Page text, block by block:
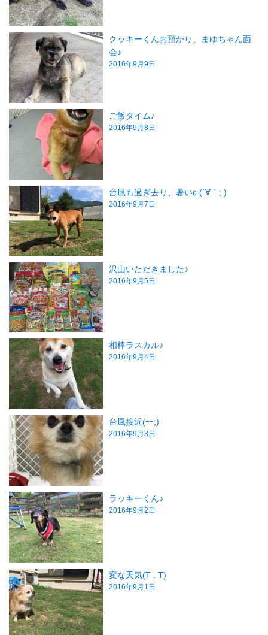
クッキーくんお預かり、まゆちゃん面
会♪
2016年9月9日
ご飯タイム♪
2016年9月8日
台風も過ぎ去り、暑いε-(´∀｀; )
2016年9月7日
沢山いただきました♪
2016年9月5日
相棒ラスカル♪
2016年9月4日
台風接近(ｰｰ;)
2016年9月3日
ラッキーくん♪
2016年9月2日
変な天気(T . T)
2016年9月1日